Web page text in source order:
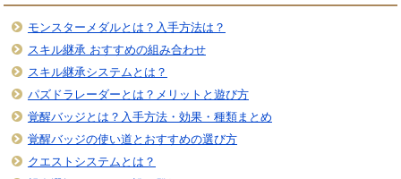
モンスターメダルとは？入手方法は？
スキル継承 おすすめの組み合わせ
スキル継承システムとは？
パズドラレーダーとは？メリットと遊び方
覚醒バッジとは？入手方法・効果・種類まとめ
覚醒バッジの使い道とおすすめの選び方
クエストシステムとは？